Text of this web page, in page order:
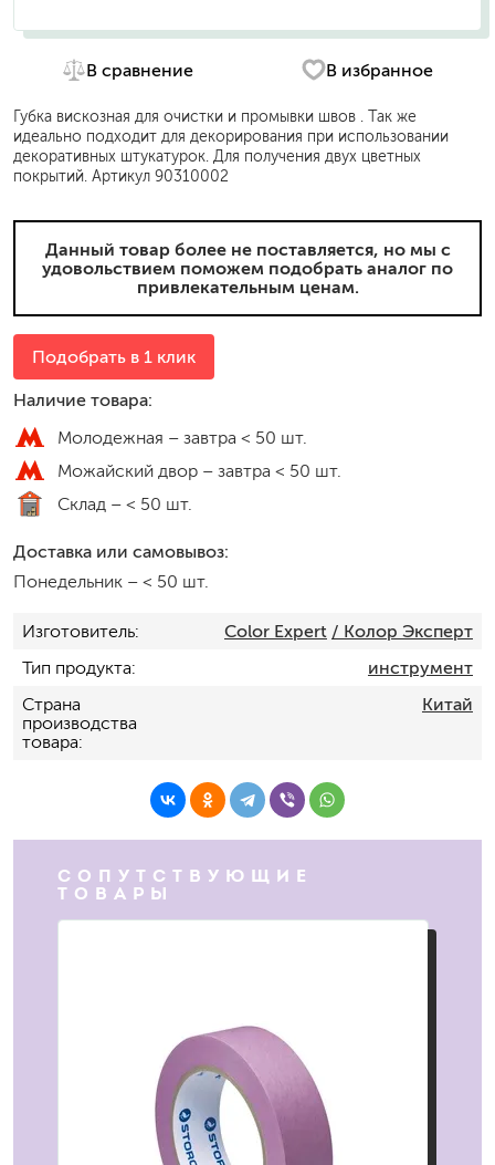
В сравнение В избранное
Губка вискозная для очистки и промывки швов . Так же
идеально подходит для декорирования при использовании
декоративных штукатурок. Для получения двух цветных
покрытий. Артикул 90310002
Данный товар более не поставляется, но мы с
удовольствием поможем подобрать аналог по
привлекательным ценам.
Подобрать в 1 клик
Наличие товара:
Молодежная – завтра < 50 шт.
Можайский двор – завтра < 50 шт.
Склад – < 50 шт.
Доставка или самовывоз:
Понедельник – < 50 шт.
Изготовитель Color Expert / Колор Эксперт
Тип продукта
инструмент
Страна
производства
товара
Китай
СОПУТСТВУЮЩИЕ
ТОВАРЫ